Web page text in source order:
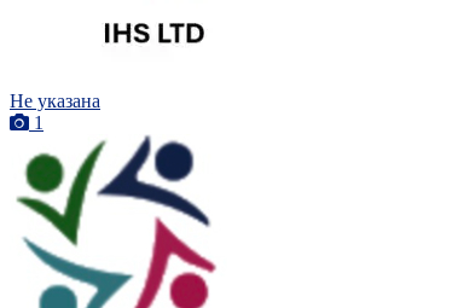
Не указана
1